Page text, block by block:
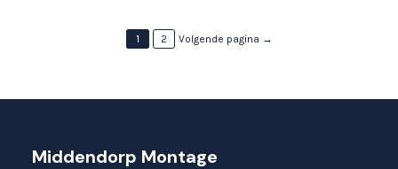
1 2 Volgende pagina →
Middendorp Montage